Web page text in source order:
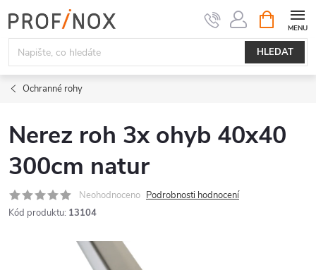
na
obsah
HLEDAT
NÁKUPNÍ
KOŠÍK
Ochranné rohy
Nerez roh 3x ohyb 40x40
300cm natur
Neohodnoceno Podrobnosti hodnocení
Kód produktu: 13104